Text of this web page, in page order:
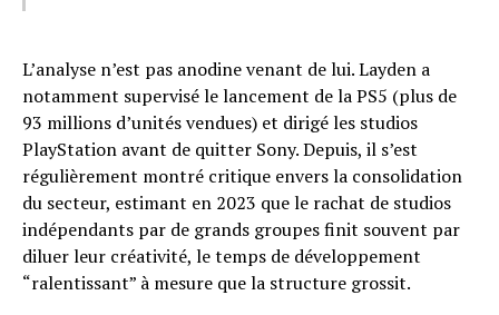
L’analyse n’est pas anodine venant de lui. Layden a
notamment supervisé le lancement de la PS5 (plus de
93 millions d’unités vendues) et dirigé les studios
PlayStation avant de quitter Sony. Depuis, il s’est
régulièrement montré critique envers la consolidation
du secteur, estimant en 2023 que le rachat de studios
indépendants par de grands groupes finit souvent par
diluer leur créativité, le temps de développement
“ralentissant” à mesure que la structure grossit.